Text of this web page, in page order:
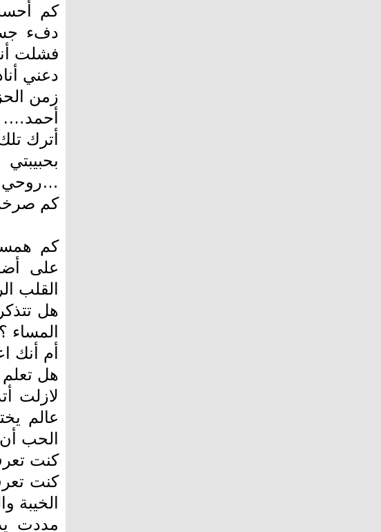
كم
دفء
فشلت
دعني
زمن
أحمد….
أترك
بحبيبتي
…روحي
كم
كم
على
القلب
هل
المساء ؟
أم أنك
هل
لازلت
عالم
الحب
كنت
كنت
الخيبة
مددت